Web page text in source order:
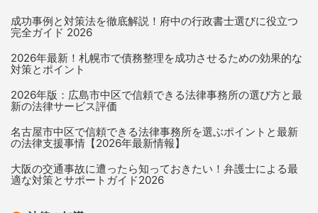
成功事例と対策法を徹底解説！府中の行政書士選びに役立つ
完全ガイド 2026
2026年最新！札幌市で債務整理を成功させるための効果的な
対策とポイント
2026年版：広島市中区で信頼できる法律事務所の選び方と最
新の法律サービス評価
名古屋市中区で信頼できる法律事務所を選ぶポイントと最新
の法律支援事情【2026年最新情報】
大阪の交通事故に遭ったら知っておきたい！弁護士による最
適な対策とサポートガイド2026